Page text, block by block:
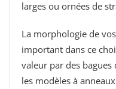
larges ou ornées de
La morphologie de
important dans ce
valeur par des bagues
les modèles à